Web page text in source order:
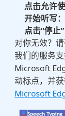
点击允许
开始听写：
点击“停止”
对你无效？
我们的服务
Microsoft
动标点，并
Microsoft